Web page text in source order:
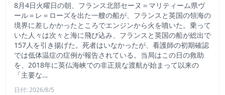
8月4日火曜日の朝、フランス北部セーヌ＝マリティーム県ヴ
ール＝レ＝ローズを出た一艘の船が、フランスと英国の領海の
境界に差しかかったところでエンジンから火を噴いた。乗って
いた人々は次々と海に飛び込み、フランスと英国の船が総出で
157人を引き揚げた。死者はいなかったが、看護師の初期確認
では低体温症の症例が報告されている。当局はこの日の救助
を、2018年に英仏海峡での非正規な渡航が始まって以来の
「主要な…
日付: 2026/8/5